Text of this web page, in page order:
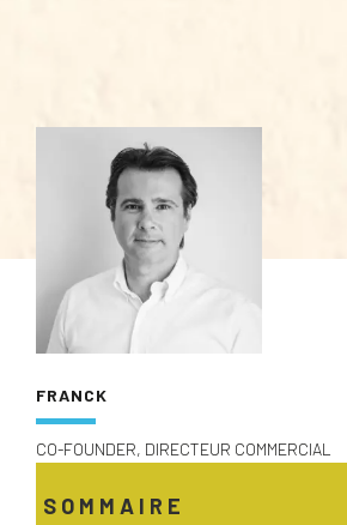
FRANCK
CO-FOUNDER, DIRECTEUR COMMERCIAL
SOMMAIRE